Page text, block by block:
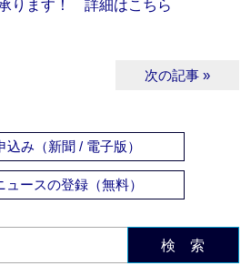
ります！ 詳細はこちら
次の記事 »
込み（新聞 / 電子版）
ュースの登録（無料）
検 索